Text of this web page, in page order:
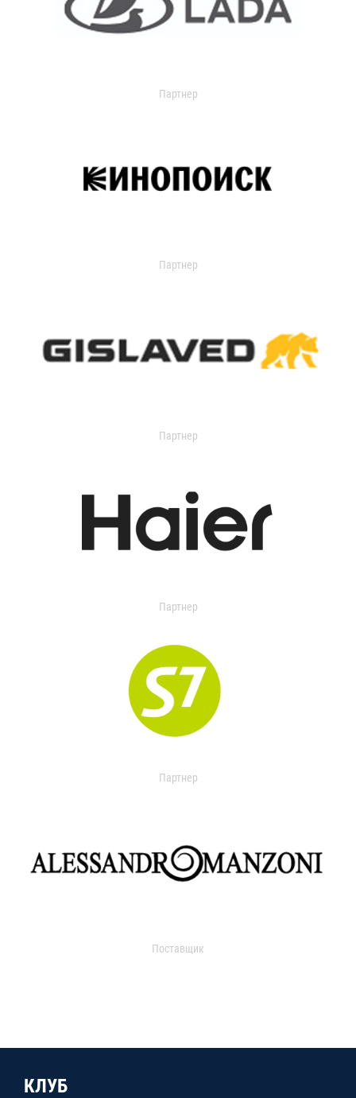
Партнер
Партнер
Партнер
Партнер
Партнер
Поставщик
КЛУБ